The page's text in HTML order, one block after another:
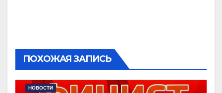
ПОХОЖАЯ ЗАПИСЬ
НОВОСТИ